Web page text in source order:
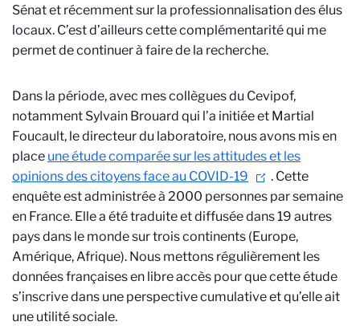
Sénat et récemment sur la professionnalisation des élus
locaux. C’est d’ailleurs cette complémentarité qui me
permet de continuer à faire de la recherche.
Dans la période, avec mes collègues du Cevipof,
notamment Sylvain Brouard qui l’a initiée et Martial
Foucault, le directeur du laboratoire, nous avons mis en
place une étude comparée sur les attitudes et les
opinions des citoyens face au COVID-19
. Cette
enquête est administrée à 2000 personnes par semaine
en France. Elle a été traduite et diffusée dans 19 autres
pays dans le monde sur trois continents (Europe,
Amérique, Afrique). Nous mettons régulièrement les
données françaises en libre accès pour que cette étude
s’inscrive dans une perspective cumulative et qu’elle ait
une utilité sociale.